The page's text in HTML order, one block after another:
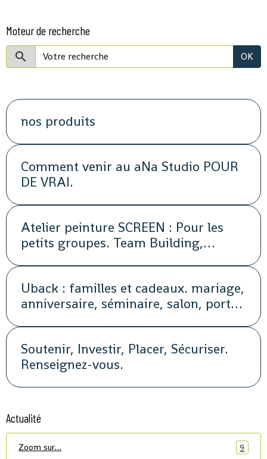
Moteur de recherche
OK
nos produits
Comment venir au aNa Studio POUR
DE VRAI.
Atelier peinture SCREEN : Pour les
petits groupes. Team Building,
Uback : familles et cadeaux. mariage,
anniversaire, séminaire, salon, portes
Soutenir, Investir, Placer, Sécuriser.
Renseignez-vous.
Actualité
Zoom sur… 9